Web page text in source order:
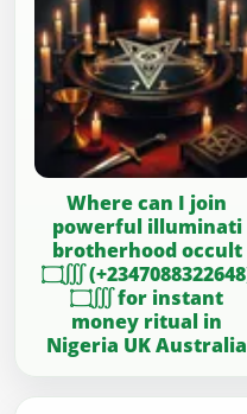
Where can I join
powerful illuminati
brotherhood occult
۝∭ (+2347088322648)
۝∭ for instant
money ritual in
Nigeria UK Australia